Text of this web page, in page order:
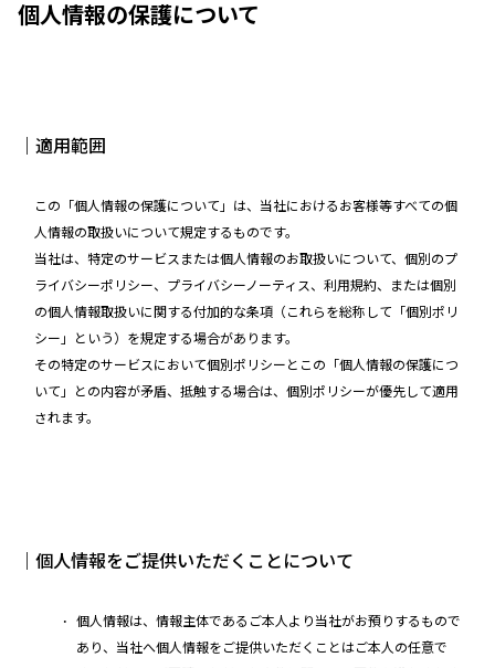
個人情報の保護について
｜適用範囲
この「個人情報の保護について」は、当社におけるお客様等すべての個
人情報の取扱いについて規定するものです。
当社は、特定のサービスまたは個人情報のお取扱いについて、個別のプ
ライバシーポリシー、プライバシーノーティス、利用規約、または個別
の個人情報取扱いに関する付加的な条項（これらを総称して「個別ポリ
シー」という）を規定する場合があります。
その特定のサービスにおいて個別ポリシーとこの「個人情報の保護につ
いて」との内容が矛盾、抵触する場合は、個別ポリシーが優先して適用
されます。
｜個人情報をご提供いただくことについて
個人情報は、情報主体であるご本人より当社がお預りするもので
あり、当社へ個人情報をご提供いただくことはご本人の任意で